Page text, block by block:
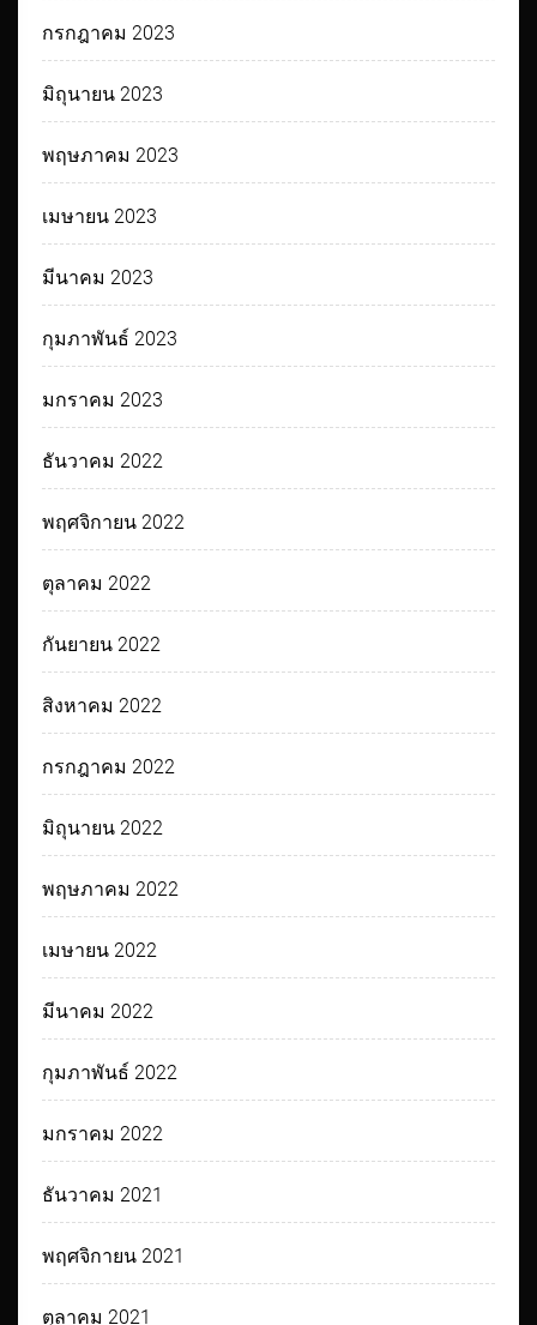
กรกฎาคม 2023
มิถุนายน 2023
พฤษภาคม 2023
เมษายน 2023
มีนาคม 2023
กุมภาพันธ์ 2023
มกราคม 2023
ธันวาคม 2022
พฤศจิกายน 2022
ตุลาคม 2022
กันยายน 2022
สิงหาคม 2022
กรกฎาคม 2022
มิถุนายน 2022
พฤษภาคม 2022
เมษายน 2022
มีนาคม 2022
กุมภาพันธ์ 2022
มกราคม 2022
ธันวาคม 2021
พฤศจิกายน 2021
ตุลาคม 2021